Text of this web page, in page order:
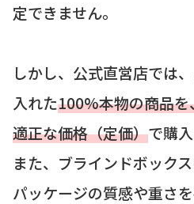
定できません。
しかし、公式直営店では
入れた100%本物の商品
適正な価格（定価）で購
また、ブラインドボック
パッケージの質感や重さ